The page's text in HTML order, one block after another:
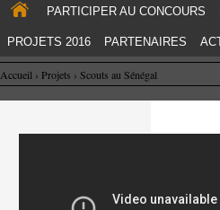
PARTICIPER AU CONCOURS
PROJETS 2016 PARTENAIRES
Accueil › Projets › Scouts au Sénégal